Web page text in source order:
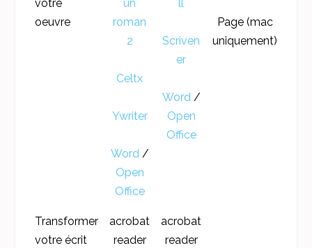
votre
oeuvre
un
roman
2
Celtx
Ywriter
Word/
Open
Office
ll
Scriven
er
Word/
Open
Office
Page (mac
uniquement)
Transformer
votre écrit
acrobat
reader
acrobat
reader